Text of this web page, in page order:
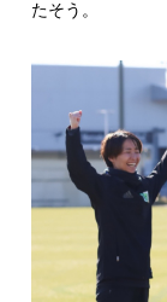
たそう。